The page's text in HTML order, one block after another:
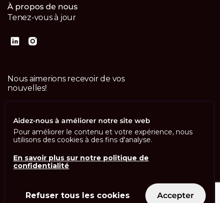
À propos de nous
Tenez-vous à jour
Nous aimerions recevoir de vos
nouvelles!
© Swisscom Digital Technology SA 2026
Imprint
Aidez-nous à améliorer notre site web
Pour améliorer le contenu et votre expérience, nous
utilisons des cookies à des fins d'analyse.
En savoir plus sur notre politique de
confidentialité
Refuser tous les cookies Accepter